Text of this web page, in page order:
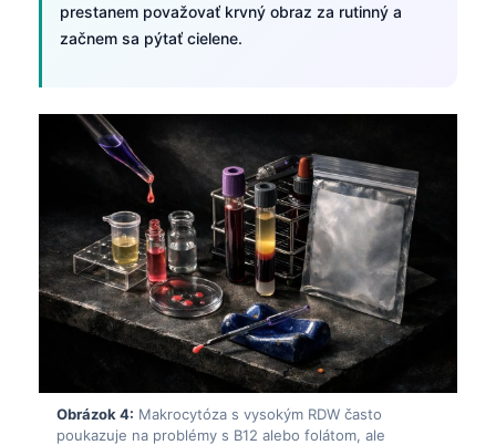
prestanem považovať krvný obraz za rutinný a
začnem sa pýtať cielene.
Obrázok 4: Makrocytóza s vysokým RDW často
poukazuje na problémy s B12 alebo folátom, ale